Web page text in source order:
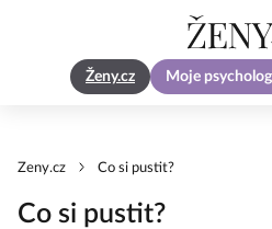
Ženy.cz Moje
Zeny.cz Co si pustit?
Co si pustit?